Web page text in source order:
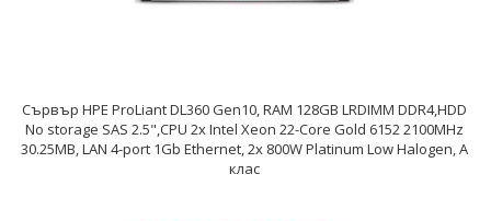
Сървър HPE ProLiant DL360 Gen10, RAM 128GB LRDIMM DDR4,HDD
No storage SAS 2.5",CPU 2x Intel Xeon 22-Core Gold 6152 2100MHz
30.25MB, LAN 4-port 1Gb Ethernet, 2x 800W Platinum Low Halogen, A
клас